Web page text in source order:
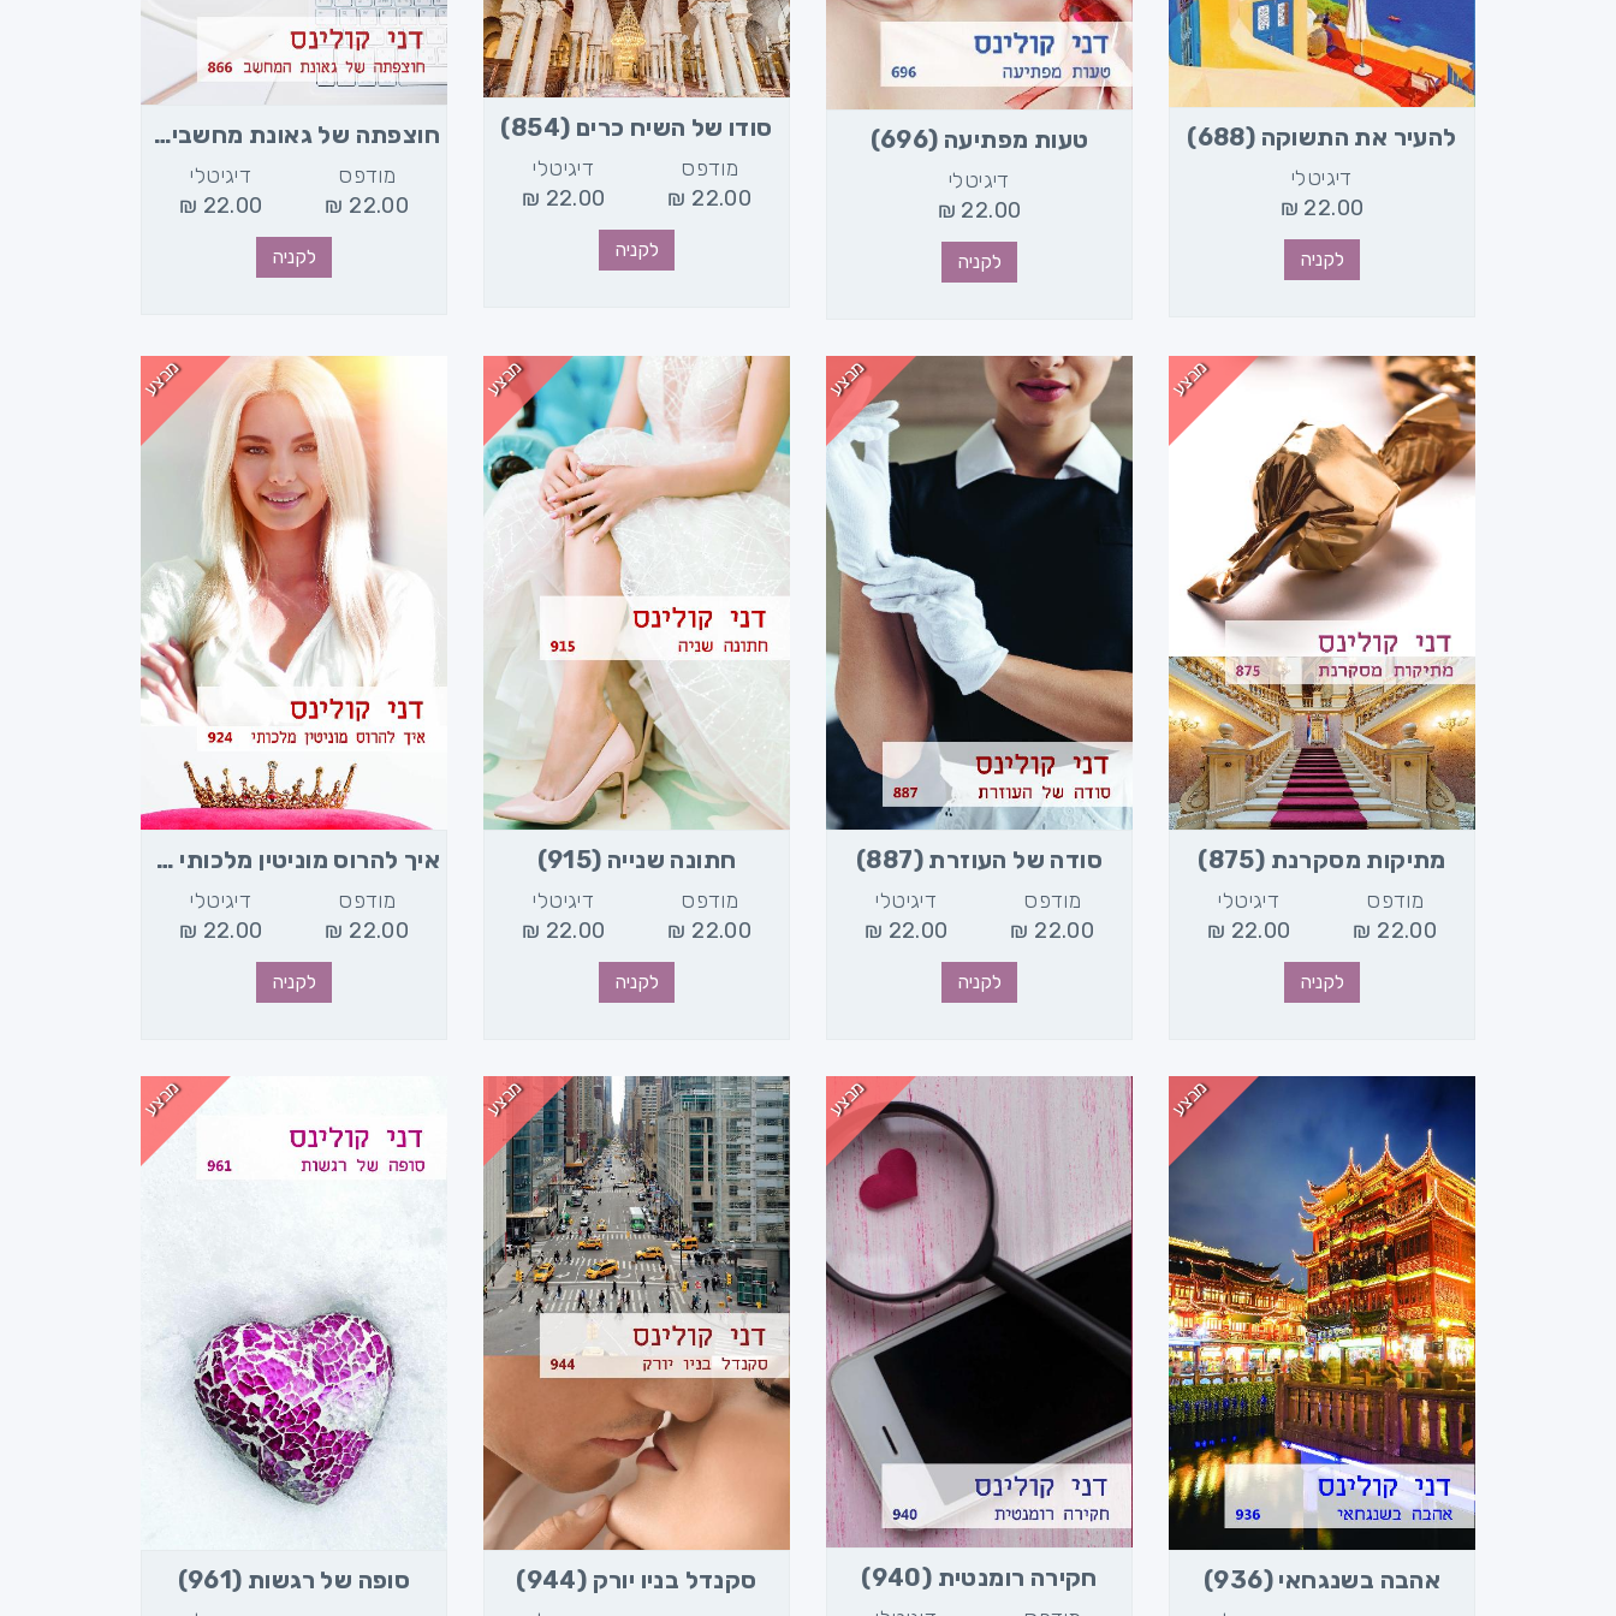
להעיר את התשוקה (688)
דיגיטלי
22.00
₪
לקניה
טעות מפתיעה (696)
דיגיטלי
22.00
₪
לקניה
סודו של השיח כרים (854)
מודפס
22.00
₪
דיגיטלי
22.00
₪
לקניה
חוצפתה של גאונת מחשבים (866)
מודפס
22.00
₪
דיגיטלי
22.00
₪
לקניה
מבצע
מתיקות מסקרנת (875)
מודפס
22.00
₪
דיגיטלי
22.00
₪
לקניה
מבצע
סודה של העוזרת (887)
מודפס
22.00
₪
דיגיטלי
22.00
₪
לקניה
מבצע
חתונה שנייה (915)
מודפס
22.00
₪
דיגיטלי
22.00
₪
לקניה
מבצע
איך להרוס מוניטין מלכותי (924)
מודפס
22.00
₪
דיגיטלי
22.00
₪
לקניה
מבצע
אהבה בשנגחאי (936)
מבצע
חקירה רומנטית (940)
מבצע
סקנדל בניו יורק (944)
מבצע
סופה של רגשות (961)